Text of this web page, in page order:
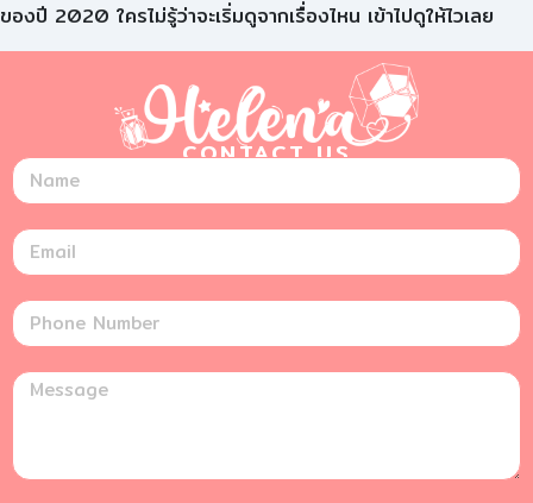
ของปี 2020 ใครไม่รู้ว่าจะเริ่มดูจากเรื่องไหน เข้าไปดูให้ไวเลย
CONTACT US